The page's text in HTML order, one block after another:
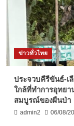
ข่าวทั่วไทย
ประจวบคีรีขันธ์-เ
ใกล้ที่ทำการอุทย
สมบูรณ์ของผืนป่า
admin2 06/08/